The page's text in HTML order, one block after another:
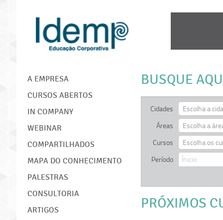
IDEMP
A EMPRESA
CURSOS ABERTOS
IN COMPANY
WEBINAR
COMPARTILHADOS
MAPA DO CONHECIMENTO
PALESTRAS
CONSULTORIA
ARTIGOS
BUSQUE
Cidades
Escolha a
Áreas
Escolha a
Cursos
Escolha os
Período
PRÓXIMOS